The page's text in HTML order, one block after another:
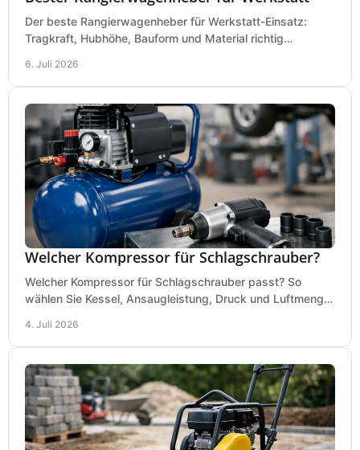
Der beste Rangierwagenheber für Werkstatt-Einsatz:
Tragkraft, Hubhöhe, Bauform und Material richtig
6. Juli 2026
Welcher Kompressor für Schlagschrauber?
Welcher Kompressor für Schlagschrauber passt? So
wählen Sie Kessel, Ansaugleistung, Druck und Luftmenge
4. Juli 2026